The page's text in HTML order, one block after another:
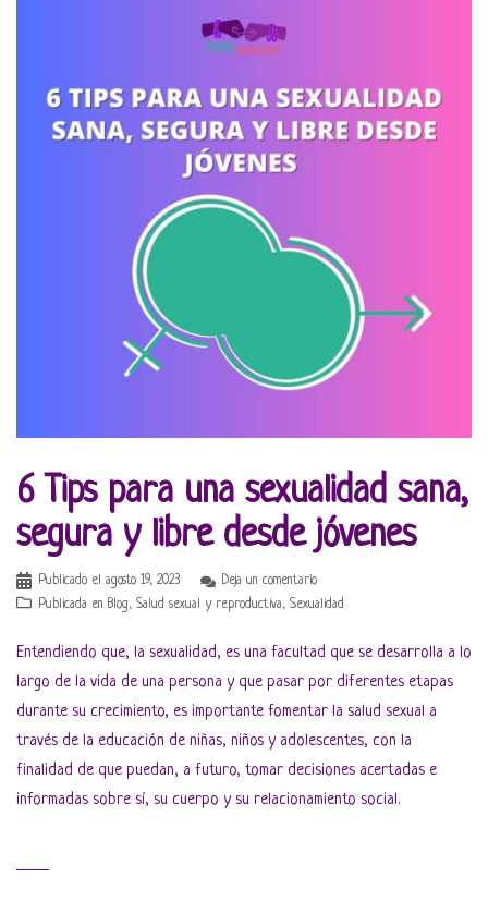
6 Tips para una sexualidad sana,
segura y libre desde jóvenes
Publicado el agosto 19, 2023
Deja un comentario
Publicada en Blog, Salud sexual y reproductiva, Sexualidad
Entendiendo que, la sexualidad, es una facultad que se desarrolla a lo
largo de la vida de una persona y que pasar por diferentes etapas
durante su crecimiento, es importante fomentar la salud sexual a
través de la educación de niñas, niños y adolescentes, con la
finalidad de que puedan, a futuro, tomar decisiones acertadas e
informadas sobre sí, su cuerpo y su relacionamiento social.